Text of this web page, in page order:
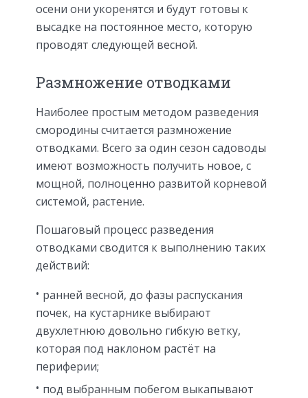
осени они укоренятся и будут готовы к
высадке на постоянное место, которую
проводят следующей весной.
Размножение отводками
Наиболее простым методом разведения
смородины считается размножение
отводками. Всего за один сезон садоводы
имеют возможность получить новое, с
мощной, полноценно развитой корневой
системой, растение.
Пошаговый процесс разведения
отводками сводится к выполнению таких
действий:
ранней весной, до фазы распускания
почек, на кустарнике выбирают
двухлетнюю довольно гибкую ветку,
которая под наклоном растёт на
периферии;
под выбранным побегом выкапывают